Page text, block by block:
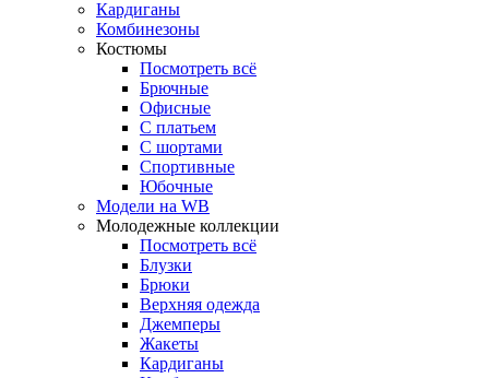
Кардиганы
Комбинезоны
Костюмы
Посмотреть всё
Брючные
Офисные
С платьем
С шортами
Спортивные
Юбочные
Модели на WB
Молодежные коллекции
Посмотреть всё
Блузки
Брюки
Верхняя одежда
Джемперы
Жакеты
Кардиганы